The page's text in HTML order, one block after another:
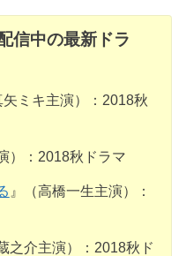
信中の最新ドラ
矢ミキ主演）：2018秋
）：2018秋ドラマ
』（高橋一生主演）：
之介主演）：2018秋ド